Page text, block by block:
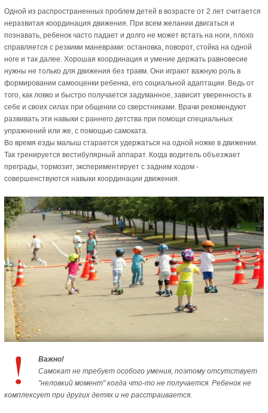
Одной из распространенных проблем детей в возрасте от 2 лет считается
неразвитая координация движения. При всем желании двигаться и
познавать, ребенок часто падает и долго не может встать на ноги, плохо
справляется с резкими маневрами: остановка, поворот, стойка на одной
ноге и так далее. Хорошая координация и умение держать равновесие
нужны не только для движения без травм. Они играют важную роль в
формировании самооценки ребенка, его социальной адаптации. Ведь от
того, как ловко и быстро получается задуманное, зависит уверенность в
себе и своих силах при общении со сверстниками. Врачи рекомендуют
развивать эти навыки с раннего детства при помощи специальных
упражнений или же, с помощью самоката.
Во время езды малыш старается удержаться на одной ножке в движении.
Так тренируется вестибулярный аппарат. Когда водитель объезжает
преграды, тормозит, экспериментирует с задним ходом -
совершенствуются навыки координации движения.
Важно!
Самокат не требует особого умения, поэтому отсутствует
"неловкий момент" когда что-то не получается. Ребенок не
комплексует при других детях и не расстраивается.